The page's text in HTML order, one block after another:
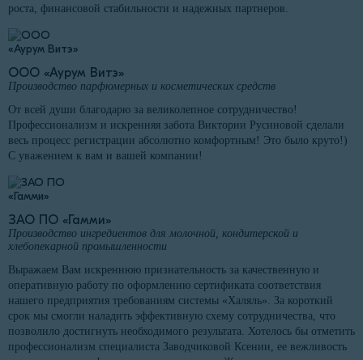
роста, финансовой стабильности и надежных партнеров.
ООО «Аурум Витэ»
Производство парфюмерных и косметических средств
От всей души благодарю за великолепное сотрудничество!
Профессионализм и искренняя забота Виктории Русиновой сделали
весь процесс регистрации абсолютно комфортным! Это было круто!)
С уважением к вам и вашей компании!
ЗАО ПО «Гамми»
Производство ингредиентов для молочной, кондитерской и
хлебопекарной промышленности
Выражаем Вам искреннюю признательность за качественную и
оперативную работу по оформлению сертификата соответствия
нашего предприятия требованиям системы «Халяль». За короткий
срок мы смогли наладить эффективную схему сотрудничества, что
позволило достигнуть необходимого результата. Хотелось бы отметить
профессионализм специалиста Заводчиковой Ксении, ее вежливость